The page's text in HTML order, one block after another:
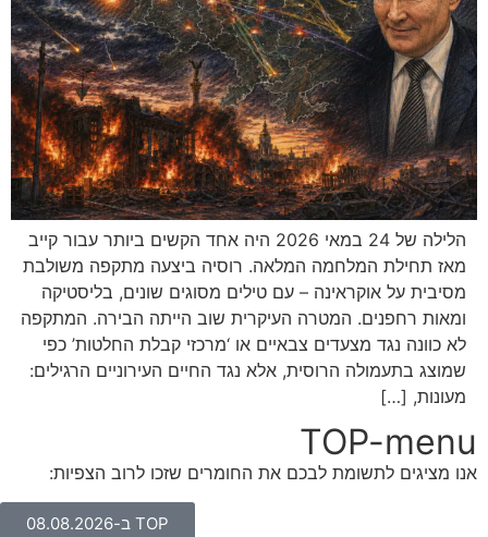
הלילה של 24 במאי 2026 היה אחד הקשים ביותר עבור קייב
מאז תחילת המלחמה המלאה. רוסיה ביצעה מתקפה משולבת
מסיבית על אוקראינה – עם טילים מסוגים שונים, בליסטיקה
ומאות רחפנים. המטרה העיקרית שוב הייתה הבירה. המתקפה
לא כוונה נגד מצעדים צבאיים או ‘מרכזי קבלת החלטות’ כפי
שמוצג בתעמולה הרוסית, אלא נגד החיים העירוניים הרגילים:
מעונות, […]
TOP-menu
אנו מציגים לתשומת לבכם את החומרים שזכו לרוב הצפיות:
TOP ב-08.08.2026